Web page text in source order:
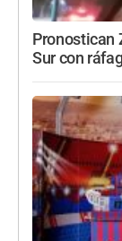
Pronostican
Sur con